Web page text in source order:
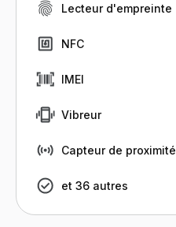
Lecteur d'empreinte
NFC
IMEI
Vibreur
Capteur de proximité
et 36 autres